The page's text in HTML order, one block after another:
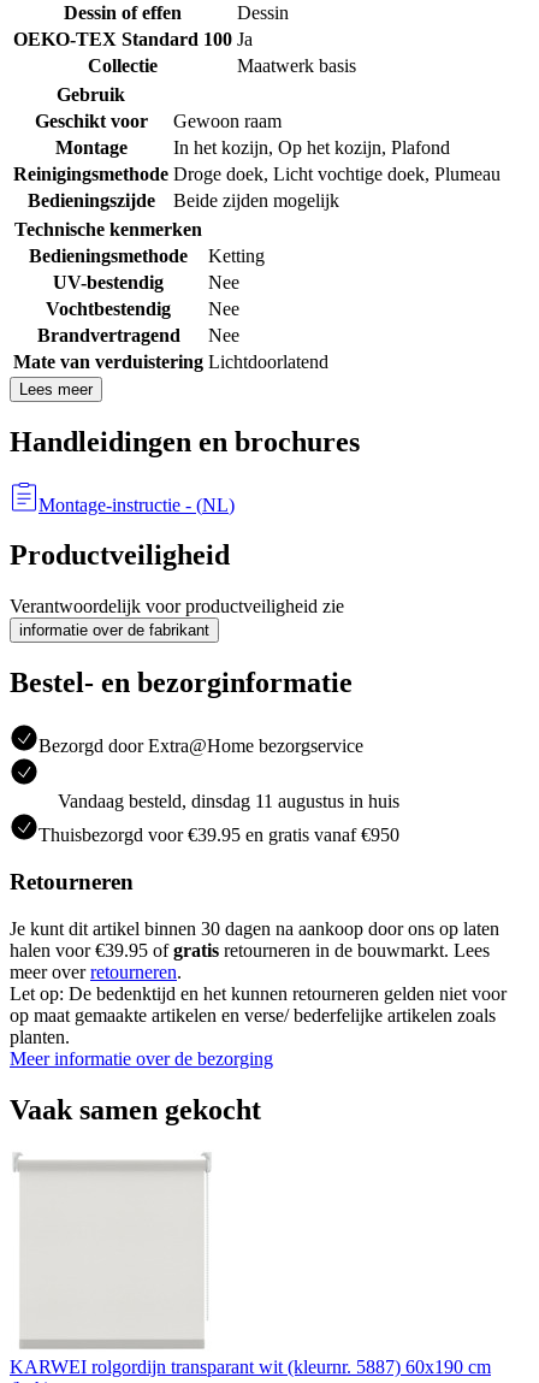
Dessin of effen
Dessin
OEKO-TEX Standard 100 Ja
Collectie
Maatwerk basis
Gebruik
Geschikt voor
Gewoon raam
Montage
In het kozijn, Op het kozijn, Plafond
Reinigingsmethode Droge doek, Licht vochtige doek, Plumeau
Bedieningszijde
Beide zijden mogelijk
Technische kenmerken
Bedieningsmethode
Ketting
UV-bestendig
Nee
Vochtbestendig
Nee
Brandvertragend
Nee
Mate van verduistering Lichtdoorlatend
Lees meer
Handleidingen en brochures
Montage-instructie - (NL)
Productveiligheid
Verantwoordelijk voor productveiligheid zie
informatie over de fabrikant
Bestel- en bezorginformatie
Bezorgd door Extra@Home bezorgservice
Vandaag besteld, dinsdag 11 augustus in huis
Thuisbezorgd voor €39.95 en gratis vanaf €950
Retourneren
Je kunt dit artikel binnen 30 dagen na aankoop door ons op laten
halen voor €39.95 ofgratis retourneren in de bouwmarkt. Lees
meer overretourneren.
Let op: De bedenktijd en het kunnen retourneren gelden niet voor
op maat gemaakte artikelen en verse/ bederfelijke artikelen zoals
planten.
Meer informatie over de bezorging
Vaak samen gekocht
KARWEI rolgordijn transparant wit (kleurnr. 5887) 60x190 cm